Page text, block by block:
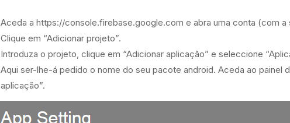
Aceda ahttps://console.firebase.google.com e abra uma conta (com a
Clique em “Adicionar projeto”.
Introduza o projeto, clique em “Adicionar aplicação” e seleccione
Aqui ser-lhe-á pedido o nome do seu pacote android. Aceda ao
aplicação”.